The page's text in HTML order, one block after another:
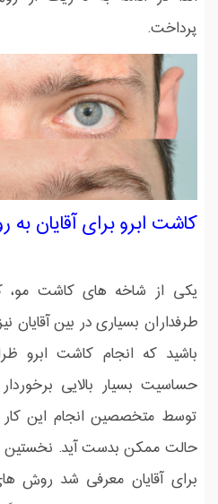
پرداخت.
کاشت ابرو برای آقایان
یکی از شاخه های کاشت مو،
طرفداران بسیاری در بین آقایان
باشید که انجام کاشت ابرو
حساسیت بسیار بالایی
توسط متخصصین انجام این
حالت ممکن بدست آید. نخستین